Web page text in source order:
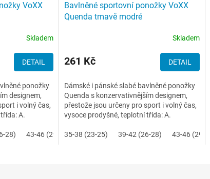
VoXX
Skladem
DETAIL
ponožky
designem,
i volný čas,
A.
28) 43-46 (29-31)
Bavlněné sportovní ponožky VoXX
Quenda tmavě modré
Skladem
261 Kč DETAIL
Dámské i pánské slabé bavlněné ponožky
Quenda s konzervativnějším designem,
přestože jsou určeny pro sport i volný čas,
vysoce prodyšné, teplotní třída: A.
35-38 (23-25) 39-42 (26-28) 43-46 (29-